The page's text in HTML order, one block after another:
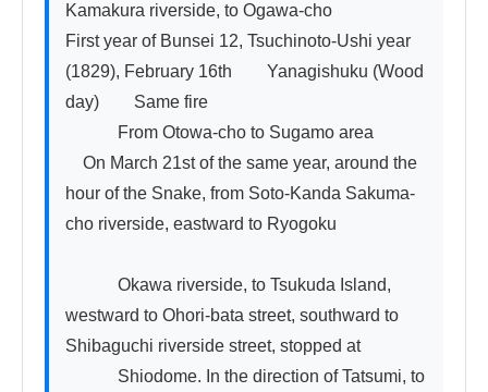
Kamakura riverside, to Ogawa-cho
First year of Bunsei 12, Tsuchinoto-Ushi year
(1829), February 16th　　Yanagishuku (Wood
day)　　Same fire
From Otowa-cho to Sugamo area
On March 21st of the same year, around the
hour of the Snake, from Soto-Kanda Sakuma-
cho riverside, eastward to Ryogoku
Okawa riverside, to Tsukuda Island,
westward to Ohori-bata street, southward to
Shibaguchi riverside street, stopped at
Shiodome. In the direction of Tatsumi, to